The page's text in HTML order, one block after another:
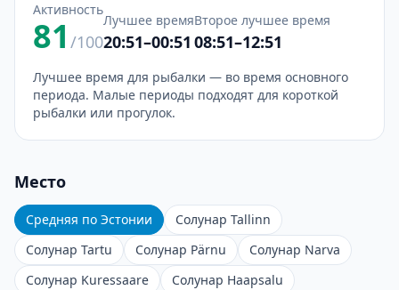
Активность
81 /100
Лучшее время
20:51–00:51
Второе лучшее время
08:51–12:51
Лучшее время для рыбалки — во время основного
периода. Малые периоды подходят для короткой
рыбалки или прогулок.
Место
Средняя по Эстонии
Солунар Tallinn
Солунар Tartu
Солунар Pärnu
Солунар Narva
Солунар Kuressaare
Солунар Haapsalu